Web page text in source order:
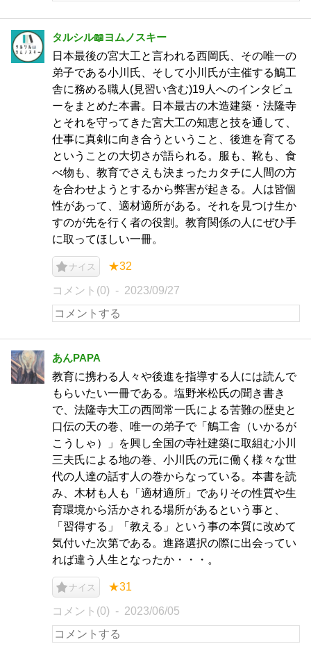
タルシル📖ヨムノスキー
日本最後の宮大工と言われる西岡氏、その唯一の
弟子である小川氏、そして小川氏が主催する鵤工
舎に務める職人(見習い含む)19人へのインタビュ
ーをまとめた本書。日本最古の木造建築・法隆寺
とそれを守ってきた宮大工の知恵と技を通して、
仕事に真剣に向き合うということ、後進を育てる
ということの大切さが語られる。服も、靴も、食
べ物も、教育でさえも決まったカタチに人間の方
を合わせようとするから弊害が起きる。人は皆個
性があって、適材適所がある。それを見つけ生か
すのが先を行く者の役割。教育関係の人にぜひ手
に取ってほしい一冊。
ナイス ★32
コメント(0) 2023/09/27
あんPAPA
教育に携わる人々や後進を指導する人には読んで
もらいたい一冊である。塩野米松氏の聞き書き
で、法隆寺大工の西岡常一氏による苦難の歴史と
口伝の天の巻、唯一の弟子で「鵤工舎（いかるが
こうしゃ）」を興し全国の寺社建築に取組む小川
三夫氏による地の巻、小川氏の元に働く様々な世
代の人達の話す人の巻からなっている。本書を読
み、木材も人も「適材適所」でありその性質や生
育環境から活かされる場所があるという事と、
「習得する」「教える」という事の本質に改めて
気付いた次第である。進路選択の際に出会ってい
れば違う人生となったか・・・。
ナイス ★31
コメント(0) 2023/06/05